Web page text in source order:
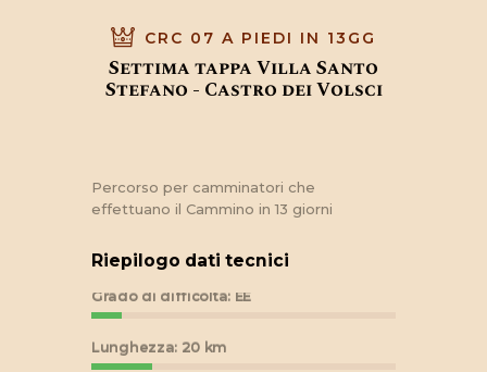
CRC 07 A PIEDI IN 13GG
Settima tappa Villa Santo
Stefano - Castro dei Volsci
Percorso per camminatori che
effettuano il Cammino in 13 giorni
Riepilogo dati tecnici
Grado di difficoltà: EE
Lunghezza: 20 km